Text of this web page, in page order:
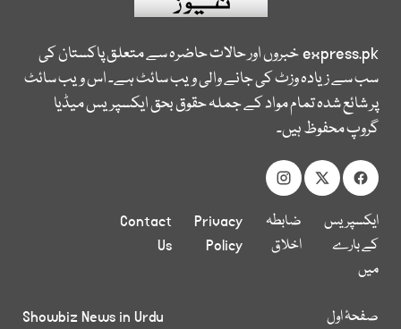
express.pkخبروں اور حالات حاضرہ سے متعلق پاکستان کی
سب سے زیادہ وزٹ کی جانے والی ویب سائٹ ہے۔ اس ویب سائٹ
پر شائع شدہ تمام مواد کے جملہ حقوق بحق ایکسپریس میڈیا
گروپ محفوظ ہیں۔
ایکسپریس
کے بارے
میں
ضابطہ
اخلاق
Privacy
Policy
Contact
Us
صفحۂ اول
Showbiz News in Urdu